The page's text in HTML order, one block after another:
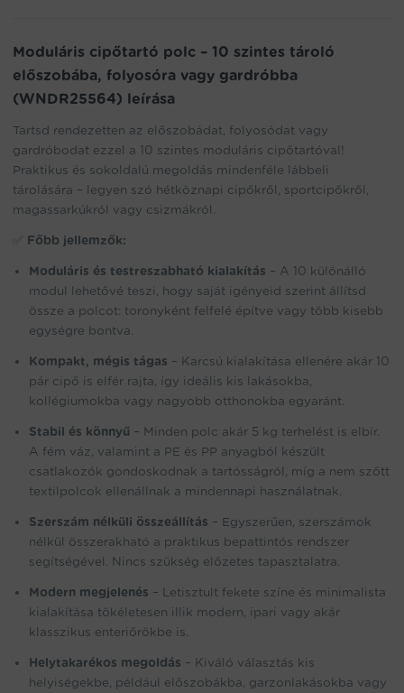
waitlist
this
product
Moduláris cipőtartó polc – 10 szintes tároló
előszobába, folyosóra vagy gardróbba
(WNDR25564) leírása
Tartsd rendezetten az előszobádat, folyosódat vagy
gardróbodat ezzel a 10 szintes moduláris cipőtartóval!
Praktikus és sokoldalú megoldás mindenféle lábbeli
tárolására – legyen szó hétköznapi cipőkről, sportcipőkről,
magassarkúkról vagy csizmákról.
Főbb jellemzők:
Moduláris és testreszabható kialakítás – A 10 különálló
modul lehetővé teszi, hogy saját igényeid szerint állítsd
össze a polcot: toronyként felfelé építve vagy több kisebb
egységre bontva.
Kompakt, mégis tágas – Karcsú kialakítása ellenére akár 10
pár cipő is elfér rajta, így ideális kis lakásokba,
kollégiumokba vagy nagyobb otthonokba egyaránt.
Stabil és könnyű – Minden polc akár 5 kg terhelést is elbír.
A fém váz, valamint a PE és PP anyagból készült
csatlakozók gondoskodnak a tartósságról, míg a nem szőtt
textilpolcok ellenállnak a mindennapi használatnak.
Szerszám nélküli összeállítás – Egyszerűen, szerszámok
nélkül összerakható a praktikus bepattintós rendszer
segítségével. Nincs szükség előzetes tapasztalatra.
Modern megjelenés – Letisztult fekete színe és minimalista
kialakítása tökéletesen illik modern, ipari vagy akár
klasszikus enteriőrökbe is.
Helytakarékos megoldás – Kiváló választás kis
helyiségekbe, például előszobákba, garzonlakásokba vagy